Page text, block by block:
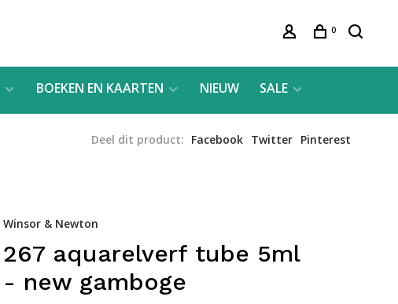
0
BOEKEN EN KAARTEN NIEUW SALE
Deel dit product: Facebook Twitter Pinterest
Winsor & Newton
267 aquarelverf tube 5ml
- new gamboge